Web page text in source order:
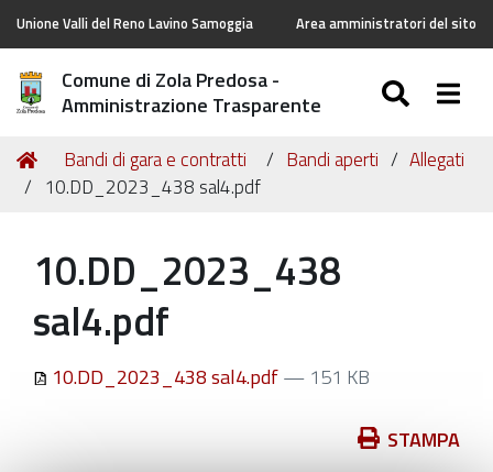
Unione Valli del Reno Lavino Samoggia Area amministratori del sito
Comune di Zola Predosa -
Amministrazione Trasparente
Tu
sei
Home
Bandi di gara e contratti Bandi aperti
Allegati
10.DD_2023_438 sal4.pdf
10.DD_2023_438
sal4.pdf
10.DD_2023_438 sal4.pdf— 151 KB
STAMPA